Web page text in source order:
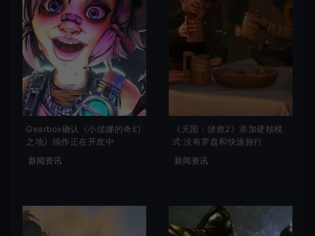
Gearbox确认《小缇娜的奇幻
之地》续作正在开发中
新闻资讯
《天国：拯救2》添加硬核模
式 没有罗盘和快速旅行
新闻资讯